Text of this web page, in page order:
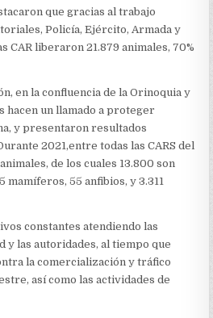
NATURAL
que gracias al trabajo
Policía, Ejército, Armada y
CAR liberaron 21.879 animales, 70%
en la confluencia de la Orinoquia y
hacen un llamado a proteger
y presentaron resultados
2021,entre todas las CARS del
de los cuales 13.800 son
mamíferos, 55 anfibios, y 3.311
constantes atendiendo las
y las autoridades, al tiempo que
la comercialización y tráfico
así como las actividades de